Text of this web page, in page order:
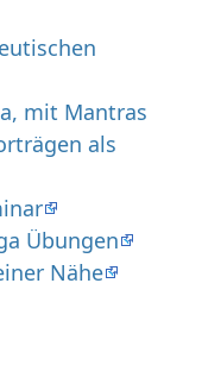
mit Mantras
als
Übungen
Nähe